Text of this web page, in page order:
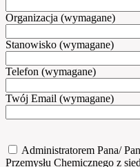
Organizacja (wymagane)
Stanowisko (wymagane)
Telefon (wymagane)
Twój Email (wymagane)
Administratorem Pana/
Przemysłu Chemicznego z